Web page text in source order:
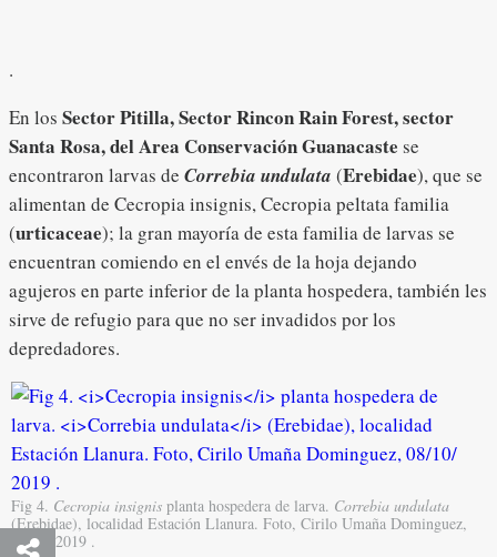
.
En los Sector Pitilla, Sector Rincon Rain Forest, sector
Santa Rosa, del Area Conservación Guanacaste se
encontraron larvas de Correbia undulata (Erebidae), que se
alimentan de Cecropia insignis, Cecropia peltata familia
(urticaceae); la gran mayoría de esta familia de larvas se
encuentran comiendo en el envés de la hoja dejando
agujeros en parte inferior de la planta hospedera, también les
sirve de refugio para que no ser invadidos por los
depredadores.
Fig 4. Cecropia insignis planta hospedera de larva. Correbia undulata
(Erebidae), localidad Estación Llanura. Foto, Cirilo Umaña Dominguez,
08/10/ 2019 .